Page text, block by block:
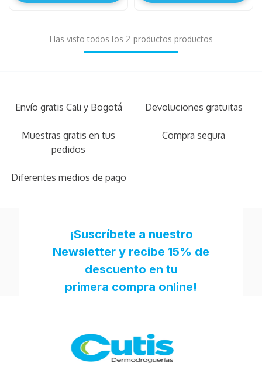
Has visto todos los 2 productos
Envío gratis Cali y Bogotá Devoluciones gratuitas
Muestras gratis en tus
pedidos
Compra segura
Diferentes medios de pago